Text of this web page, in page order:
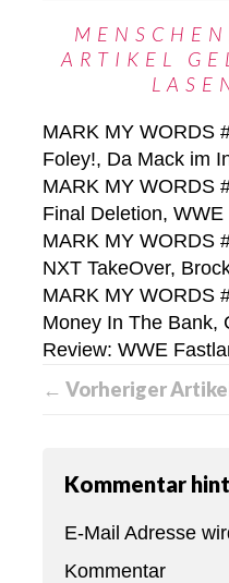
ARTIKEL
MARK MY WORDS
Foley!, Da Mack im
MARK MY WORDS
Final Deletion, WWE
MARK MY WORDS
NXT TakeOver,
MARK MY WORDS
Money In The Bank,
Review: WWE
← Vorheriger
Kommentar
E-Mail Adresse
Kommentar